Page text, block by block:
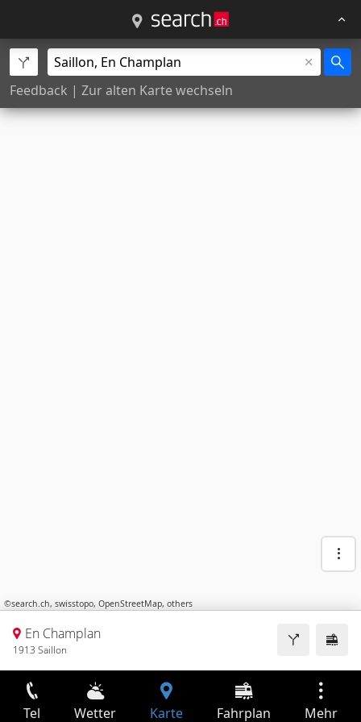
Feedback | Zur alten Karte wechseln
©search.ch, swisstopo, OpenStreetMap, others
En Champlan
1913 Saillon
Tel Wetter Karte Fahrplan Mehr